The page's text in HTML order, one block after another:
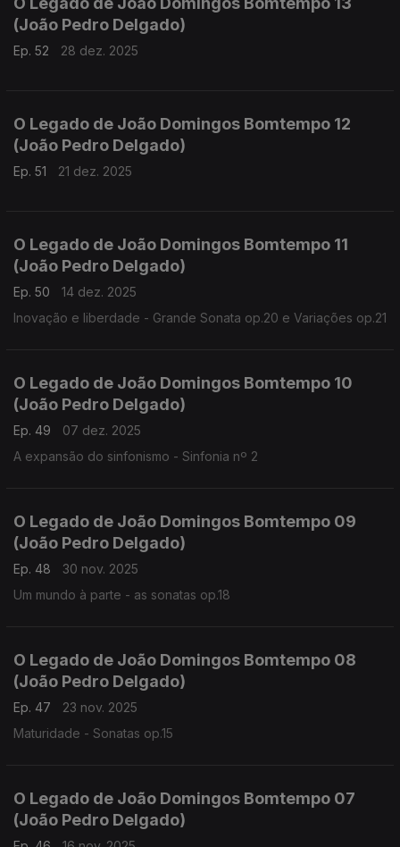
(João Pedro Delgado)
Ep. 52 28 dez. 2025
O Legado de João Domingos Bomtempo 12
(João Pedro Delgado)
Ep. 51 21 dez. 2025
O Legado de João Domingos Bomtempo 11
(João Pedro Delgado)
Ep. 50
14 dez. 2025
Inovação e liberdade - Grande Sonata op.20 e Variações op.21
O Legado de João Domingos Bomtempo 10
(João Pedro Delgado)
Ep. 49
07 dez. 2025
A expansão do sinfonismo - Sinfonia nº 2
O Legado de João Domingos Bomtempo 09
(João Pedro Delgado)
Ep. 48
30 nov. 2025
Um mundo à parte - as sonatas op.18
O Legado de João Domingos Bomtempo 08
(João Pedro Delgado)
Ep. 47
23 nov. 2025
Maturidade - Sonatas op.15
O Legado de João Domingos Bomtempo 07
(João Pedro Delgado)